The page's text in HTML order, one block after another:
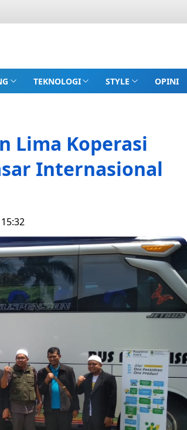
TEKNOLOGI STYLE OPINI
Lima Koperasi
Internasional